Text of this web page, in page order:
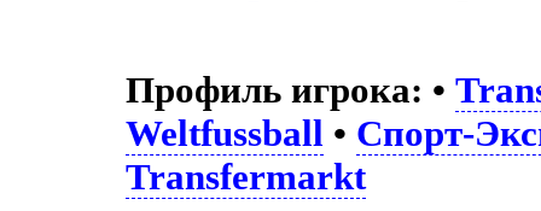
Профиль игрока: •
Weltfussball • Спорт-
Transfermarkt